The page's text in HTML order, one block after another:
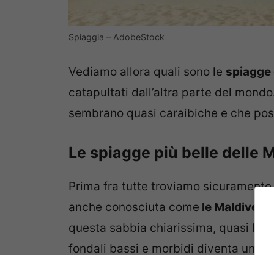
Spiaggia – AdobeStock
Vediamo allora quali sono le spiagge
catapultati dall’altra parte del
sembrano quasi caraibiche e che
Le spiagge più belle delle
Prima fra tutte troviamo
anche conosciuta come le Maldive di
questa sabbia chiarissima, quasi
fondali bassi e morbidi diventa una